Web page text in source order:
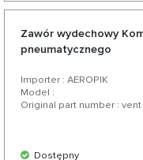
Zawór wydechowy
pneumatycznego
Importer : AEROPIK
Model :
Original part number : vent
Dostępny